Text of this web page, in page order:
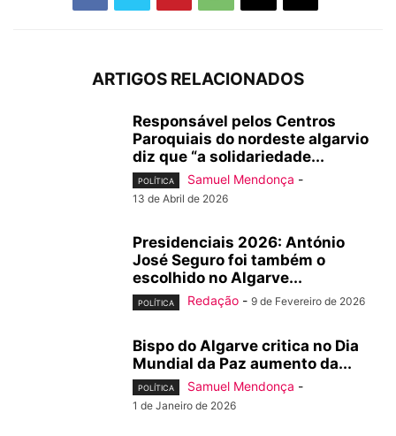
ARTIGOS RELACIONADOS
Responsável pelos Centros
Paroquiais do nordeste algarvio
diz que “a solidariedade...
POLÍTICA Samuel Mendonça -
13 de Abril de 2026
Presidenciais 2026: António
José Seguro foi também o
escolhido no Algarve...
POLÍTICA Redação - 9 de Fevereiro de 2026
Bispo do Algarve critica no Dia
Mundial da Paz aumento da...
POLÍTICA Samuel Mendonça -
1 de Janeiro de 2026